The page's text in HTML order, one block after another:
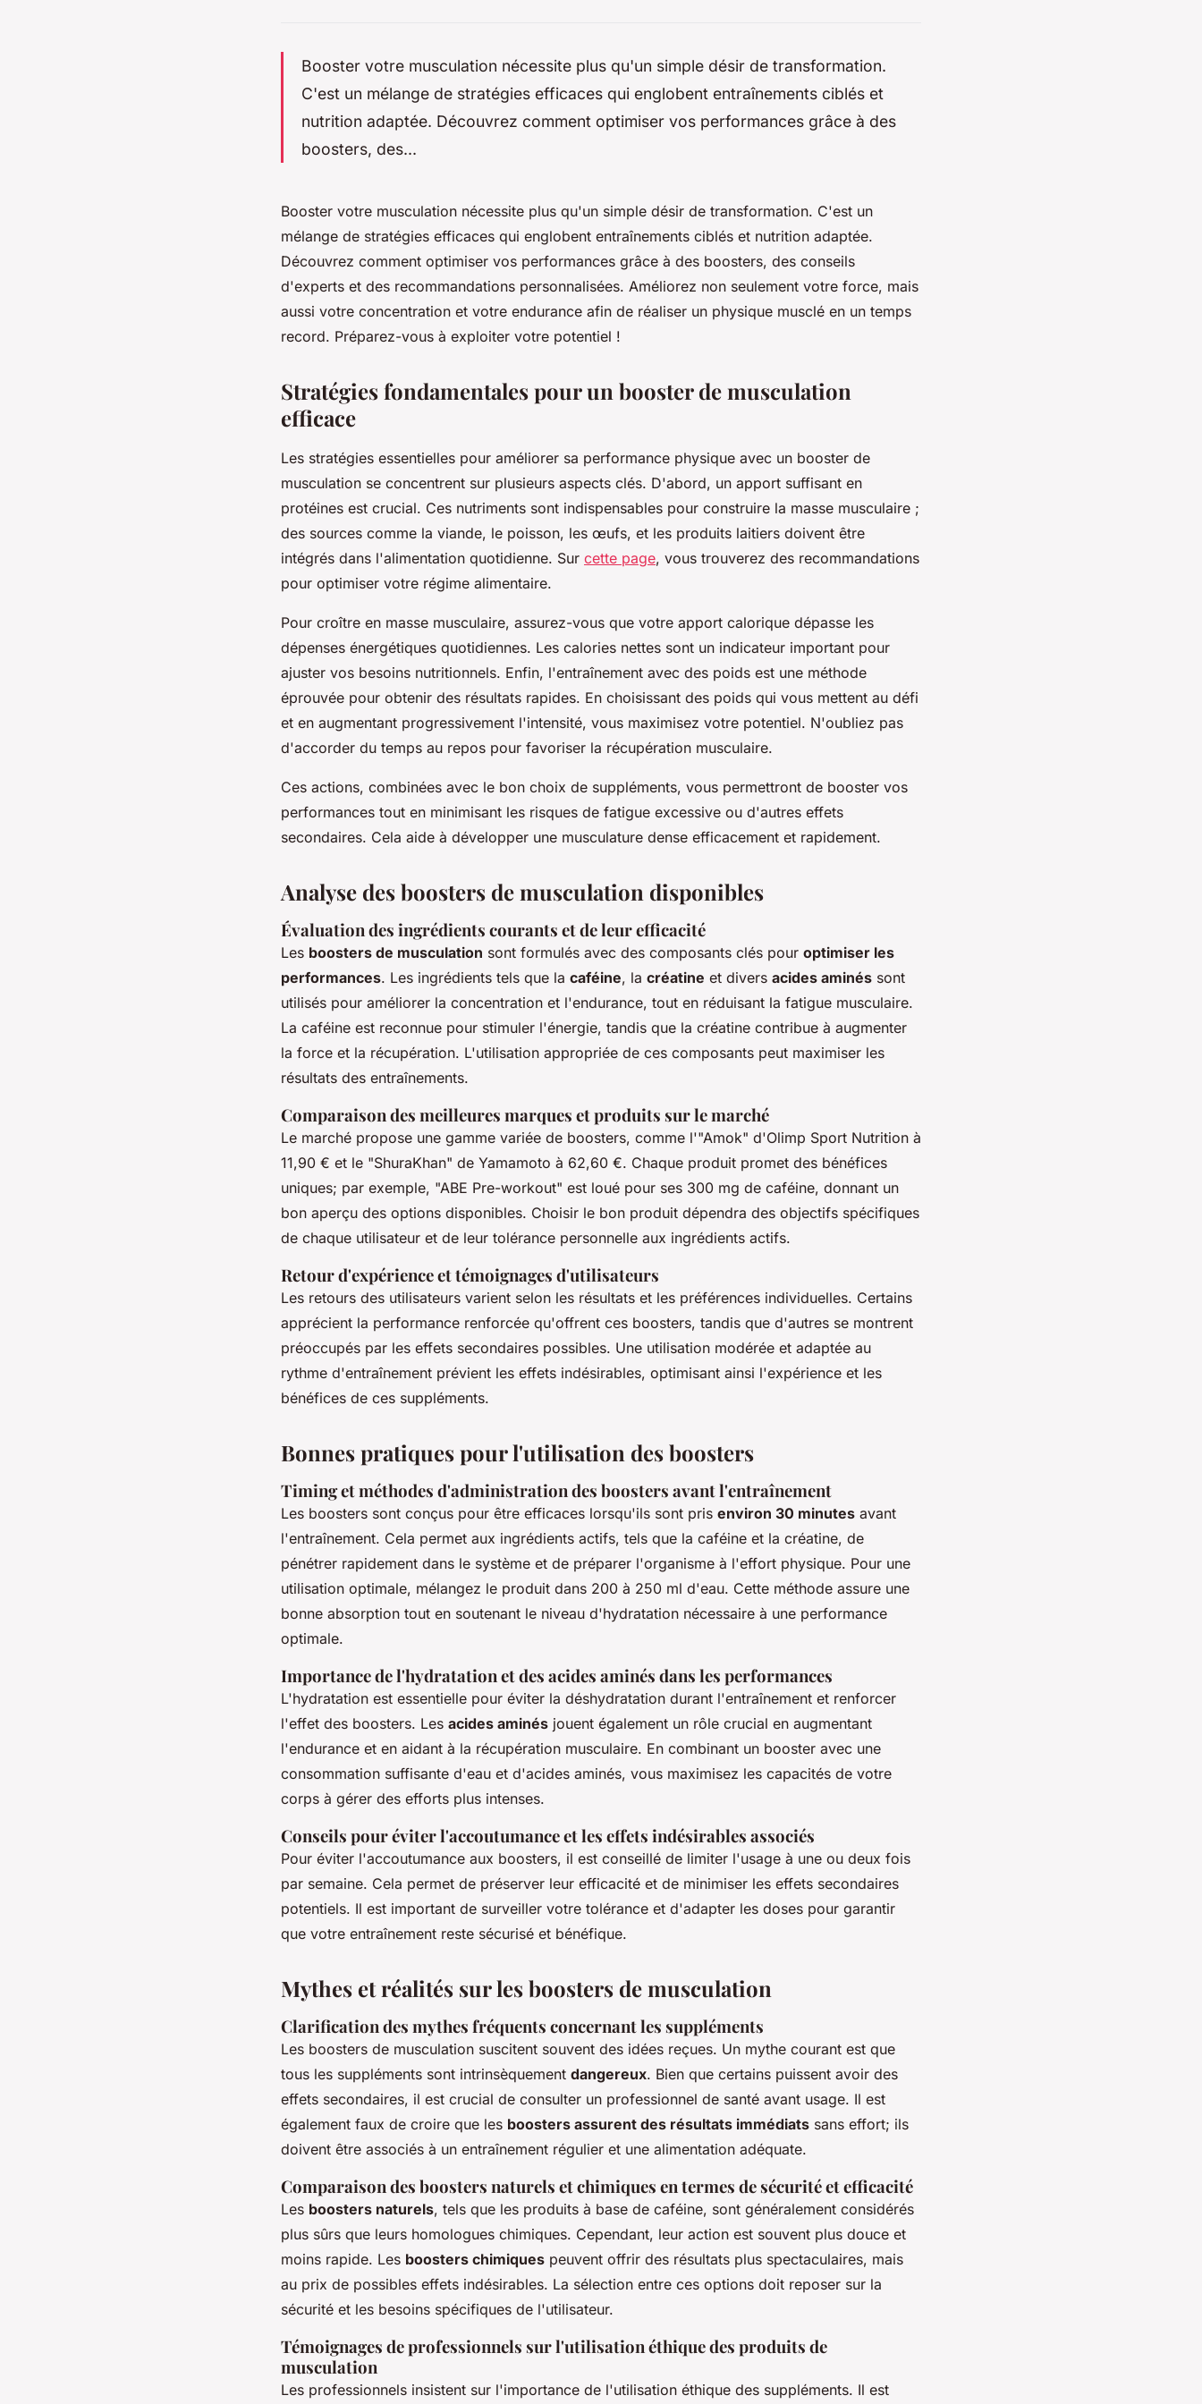
Booster votre musculation nécessite plus qu'un simple désir de transformation.
C'est un mélange de stratégies efficaces qui englobent entraînements ciblés et
nutrition adaptée. Découvrez comment optimiser vos performances grâce à des
boosters, des...
Booster votre musculation nécessite plus qu'un simple désir de transformation. C'est un
mélange de stratégies efficaces qui englobent entraînements ciblés et nutrition adaptée.
Découvrez comment optimiser vos performances grâce à des boosters, des conseils
d'experts et des recommandations personnalisées. Améliorez non seulement votre force, mais
aussi votre concentration et votre endurance afin de réaliser un physique musclé en un temps
record. Préparez-vous à exploiter votre potentiel !
Stratégies fondamentales pour un booster de musculation
efficace
Les stratégies essentielles pour améliorer sa performance physique avec un booster de
musculation se concentrent sur plusieurs aspects clés. D'abord, un apport suffisant en
protéines est crucial. Ces nutriments sont indispensables pour construire la masse musculaire ;
des sources comme la viande, le poisson, les œufs, et les produits laitiers doivent être
intégrés dans l'alimentation quotidienne. Sur cette page, vous trouverez des recommandations
pour optimiser votre régime alimentaire.
Pour croître en masse musculaire, assurez-vous que votre apport calorique dépasse les
dépenses énergétiques quotidiennes. Les calories nettes sont un indicateur important pour
ajuster vos besoins nutritionnels. Enfin, l'entraînement avec des poids est une méthode
éprouvée pour obtenir des résultats rapides. En choisissant des poids qui vous mettent au défi
et en augmentant progressivement l'intensité, vous maximisez votre potentiel. N'oubliez pas
d'accorder du temps au repos pour favoriser la récupération musculaire.
Ces actions, combinées avec le bon choix de suppléments, vous permettront de booster vos
performances tout en minimisant les risques de fatigue excessive ou d'autres effets
secondaires. Cela aide à développer une musculature dense efficacement et rapidement.
Analyse des boosters de musculation disponibles
Évaluation des ingrédients courants et de leur efficacité
Les boosters de musculation sont formulés avec des composants clés pour optimiser les
performances. Les ingrédients tels que la caféine, la créatine et divers acides aminés sont
utilisés pour améliorer la concentration et l'endurance, tout en réduisant la fatigue musculaire.
La caféine est reconnue pour stimuler l'énergie, tandis que la créatine contribue à augmenter
la force et la récupération. L'utilisation appropriée de ces composants peut maximiser les
résultats des entraînements.
Comparaison des meilleures marques et produits sur le marché
Le marché propose une gamme variée de boosters, comme l'"Amok" d'Olimp Sport Nutrition à
11,90 € et le "ShuraKhan" de Yamamoto à 62,60 €. Chaque produit promet des bénéfices
uniques; par exemple, "ABE Pre-workout" est loué pour ses 300 mg de caféine, donnant un
bon aperçu des options disponibles. Choisir le bon produit dépendra des objectifs spécifiques
de chaque utilisateur et de leur tolérance personnelle aux ingrédients actifs.
Retour d'expérience et témoignages d'utilisateurs
Les retours des utilisateurs varient selon les résultats et les préférences individuelles. Certains
apprécient la performance renforcée qu'offrent ces boosters, tandis que d'autres se montrent
préoccupés par les effets secondaires possibles. Une utilisation modérée et adaptée au
rythme d'entraînement prévient les effets indésirables, optimisant ainsi l'expérience et les
bénéfices de ces suppléments.
Bonnes pratiques pour l'utilisation des boosters
Timing et méthodes d'administration des boosters avant l'entraînement
Les boosters sont conçus pour être efficaces lorsqu'ils sont pris environ 30 minutes avant
l'entraînement. Cela permet aux ingrédients actifs, tels que la caféine et la créatine, de
pénétrer rapidement dans le système et de préparer l'organisme à l'effort physique. Pour une
utilisation optimale, mélangez le produit dans 200 à 250 ml d'eau. Cette méthode assure une
bonne absorption tout en soutenant le niveau d'hydratation nécessaire à une performance
optimale.
Importance de l'hydratation et des acides aminés dans les performances
L'hydratation est essentielle pour éviter la déshydratation durant l'entraînement et renforcer
l'effet des boosters. Les acides aminés jouent également un rôle crucial en augmentant
l'endurance et en aidant à la récupération musculaire. En combinant un booster avec une
consommation suffisante d'eau et d'acides aminés, vous maximisez les capacités de votre
corps à gérer des efforts plus intenses.
Conseils pour éviter l'accoutumance et les effets indésirables associés
Pour éviter l'accoutumance aux boosters, il est conseillé de limiter l'usage à une ou deux fois
par semaine. Cela permet de préserver leur efficacité et de minimiser les effets secondaires
potentiels. Il est important de surveiller votre tolérance et d'adapter les doses pour garantir
que votre entraînement reste sécurisé et bénéfique.
Mythes et réalités sur les boosters de musculation
Clarification des mythes fréquents concernant les suppléments
Les boosters de musculation suscitent souvent des idées reçues. Un mythe courant est que
tous les suppléments sont intrinsèquement dangereux. Bien que certains puissent avoir des
effets secondaires, il est crucial de consulter un professionnel de santé avant usage. Il est
également faux de croire que les boosters assurent des résultats immédiats sans effort; ils
doivent être associés à un entraînement régulier et une alimentation adéquate.
Comparaison des boosters naturels et chimiques en termes de sécurité et efficacité
Les boosters naturels, tels que les produits à base de caféine, sont généralement considérés
plus sûrs que leurs homologues chimiques. Cependant, leur action est souvent plus douce et
moins rapide. Les boosters chimiques peuvent offrir des résultats plus spectaculaires, mais
au prix de possibles effets indésirables. La sélection entre ces options doit reposer sur la
sécurité et les besoins spécifiques de l'utilisateur.
Témoignages de professionnels sur l'utilisation éthique des produits de
musculation
Les professionnels insistent sur l'importance de l'utilisation éthique des suppléments. Il est